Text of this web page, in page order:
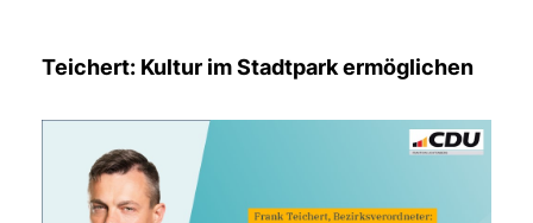
Teichert: Kultur im Stadtpark ermöglichen